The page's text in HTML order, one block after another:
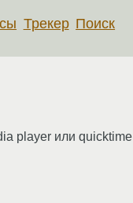
Трекер Поиск
player или quicktime